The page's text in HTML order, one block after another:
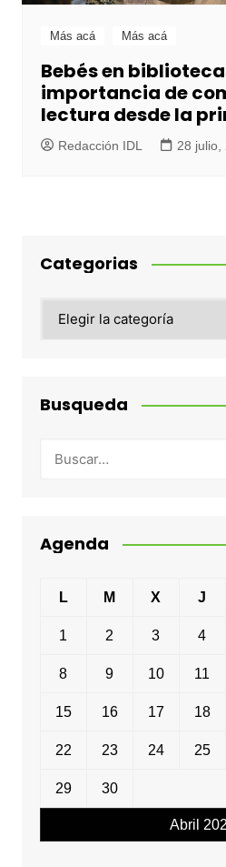
Más acá Más acá
Bebés en
importancia de
lectura desde la
Redacción IDL 28 julio,
Categorias
Busqueda
Agenda
Abril
L M X J
1 2 3 4
8 9 10 11
15 16 17 18
22 23 24 25
29 30